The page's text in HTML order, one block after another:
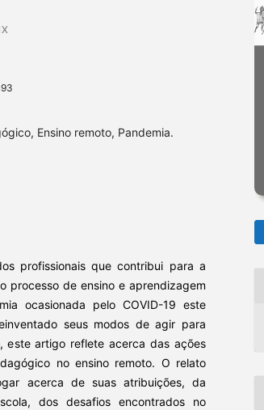
Ensino remoto, Pandemia.
profissionais que contribui para a
processo de ensino e aprendizagem
ocasionada pelo COVID-19 este
seus modos de agir para
este artigo reflete acerca das ações
no ensino remoto. O relato
acerca de suas atribuições, da
dos desafios encontrados no